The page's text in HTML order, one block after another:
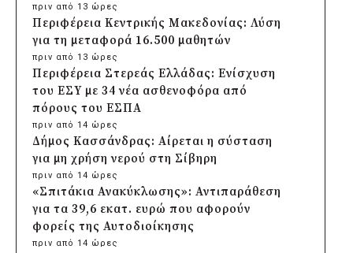
πριν από 13 ώρες
Περιφέρεια Κεντρικής Μακεδονίας: Λύση
για τη μεταφορά 16.500 μαθητών
πριν από 13 ώρες
Περιφέρεια Στερεάς Ελλάδας: Ενίσχυση
του ΕΣΥ με 34 νέα ασθενοφόρα από
πόρους του ΕΣΠΑ
πριν από 14 ώρες
Δήμος Κασσάνδρας: Αίρεται η σύσταση
για μη χρήση νερού στη Σίβηρη
πριν από 14 ώρες
«Σπιτάκια Ανακύκλωσης»: Αντιπαράθεση
για τα 39,6 εκατ. ευρώ που αφορούν
φορείς της Αυτοδιοίκησης
πριν από 14 ώρες